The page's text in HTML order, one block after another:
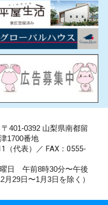
〒401-0392 山梨県南都留
1700番地
（代表）／ FAX：0555-
日 午前8時30分〜午後
月29日〜1月3日を除く）